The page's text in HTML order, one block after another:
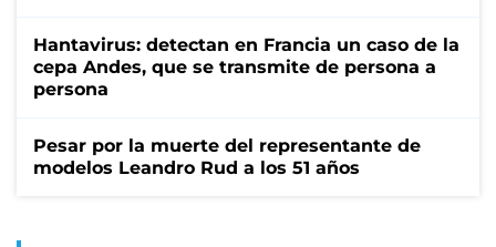
Hantavirus: detectan en Francia un caso de la
cepa Andes, que se transmite de persona a
persona
Pesar por la muerte del representante de
modelos Leandro Rud a los 51 años